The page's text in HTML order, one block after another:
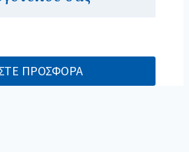
ΠΡΟΣΦΟΡΑ